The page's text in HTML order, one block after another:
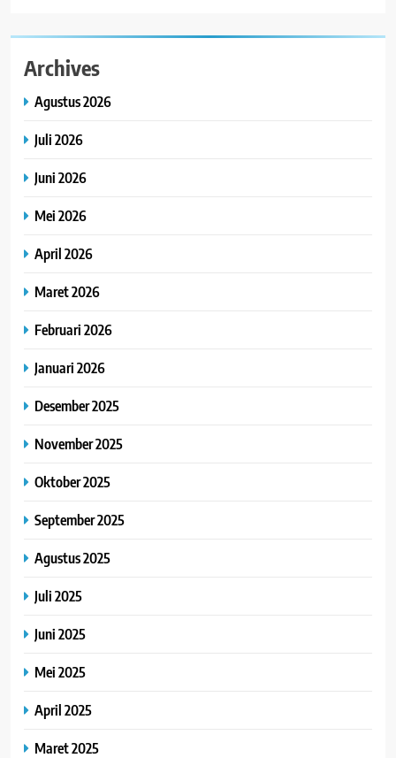
Archives
Agustus 2026
Juli 2026
Juni 2026
Mei 2026
April 2026
Maret 2026
Februari 2026
Januari 2026
Desember 2025
November 2025
Oktober 2025
September 2025
Agustus 2025
Juli 2025
Juni 2025
Mei 2025
April 2025
Maret 2025